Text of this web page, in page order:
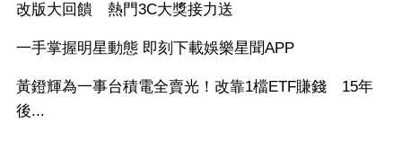
改版大回饋 熱門3C大獎接力送
一手掌握明星動態 即刻下載娛樂星聞APP
黃鐙輝為一事台積電全賣光！改靠1檔ETF賺錢 15年
後...